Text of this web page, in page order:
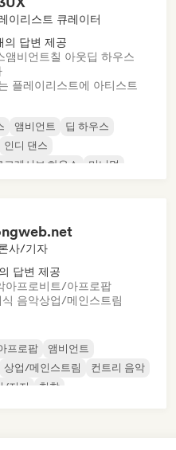
이리스트 큐레이터
의 답변 제공
앰비언트칠 아웃딥 하우스
플레이리스트에 아티스트
앰비언트
딥 하우스
인디 댄스
레시브 하우스
미니멀
사/기자
답변 제공
아프로비트/아프로팝
식 음악상업/메인스트림
프로팝
앰비언트
상업/메인스트림
컨트리 음악
/저지 힙합